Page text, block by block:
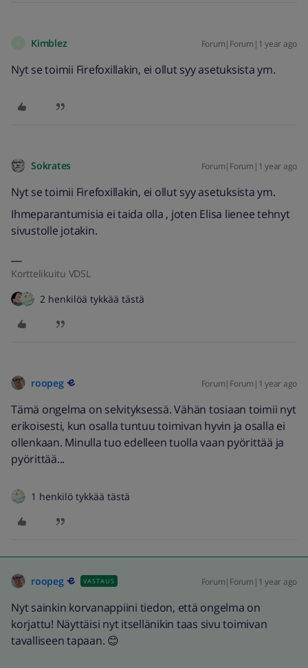
Kimblez Forum|Forum|1 year ago
Nyt se toimii Firefoxillakin, ei ollut syy asetuksista ym.
Sokrates Forum|Forum|1 year ago
Nyt se toimii Firefoxillakin, ei ollut syy asetuksista ym.
Ihmeparantumisia ei taida olla , joten Elisa lienee tehnyt
sivustolle jotakin.
Korttelikuitu VDSL
2 henkilöä tykkää tästä
roopeg Forum|Forum|1 year ago
Tämä ongelma on selvityksessä. Vähän tosiaan toimii nyt
erikoisesti, kun osalla tuntuu toimivan hyvin ja osalla ei
ollenkaan. Minulla tuo edelleen tuolla vaan pyörittää ja
pyörittää...
1 henkilö tykkää tästä
roopeg VASTAUS Forum|Forum|1 year ago
Nyt sainkin korvanappiini tiedon, että ongelma on
korjattu! Näyttäisi nyt itsellänikin taas sivu toimivan
tavalliseen tapaan. 😊